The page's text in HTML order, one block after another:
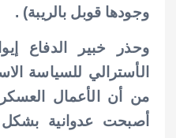
وجودها قوبل بالريبة) .
وحذر خبير الدفاع
الأسترالي للسياسة
من أن الأعمال
أصبحت عدوانية بشكل